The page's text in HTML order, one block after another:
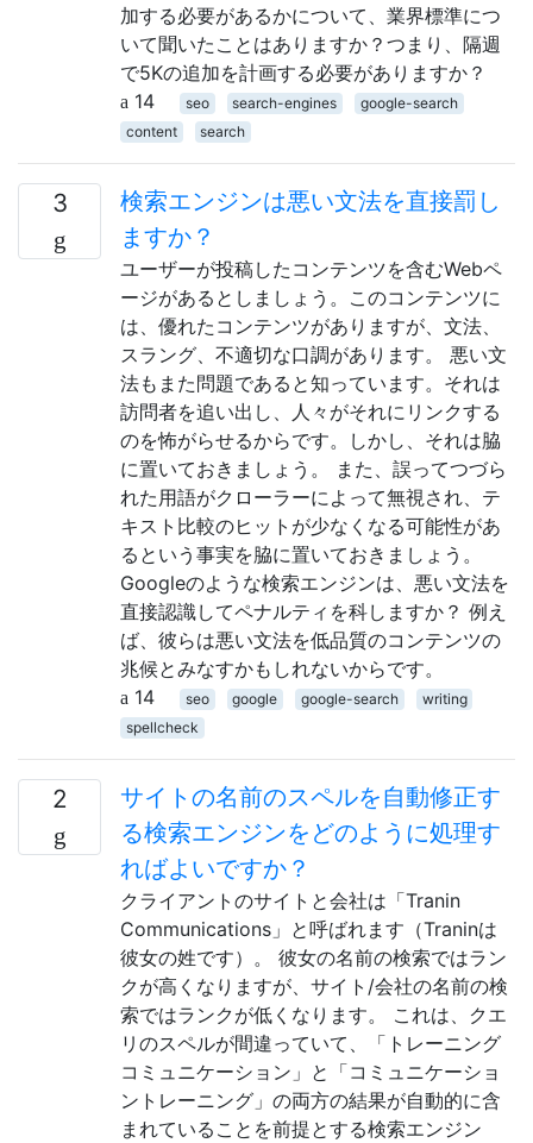
加する必要があるかについて、業界標準につ
いて聞いたことはありますか？つまり、隔週
で5Kの追加を計画する必要がありますか？
14
seo search-engines
google-search
content
search
3
検索エンジンは悪い文法を直接罰し
ますか？
ユーザーが投稿したコンテンツを含むWebペ
ージがあるとしましょう。このコンテンツに
は、優れたコンテンツがありますが、文法、
スラング、不適切な口調があります。 悪い文
法もまた問題であると知っています。それは
訪問者を追い出し、人々がそれにリンクする
のを怖がらせるからです。しかし、それは脇
に置いておきましょう。 また、誤ってつづら
れた用語がクローラーによって無視され、テ
キスト比較のヒットが少なくなる可能性があ
るという事実を脇に置いておきましょう。
Googleのような検索エンジンは、悪い文法を
直接認識してペナルティを科しますか？ 例え
ば、彼らは悪い文法を低品質のコンテンツの
兆候とみなすかもしれないからです。
14
seo google google-search
writing
spellcheck
2
サイトの名前のスペルを自動修正す
る検索エンジンをどのように処理す
ればよいですか？
クライアントのサイトと会社は「Tranin
Communications」と呼ばれます（Traninは
彼女の姓です）。 彼女の名前の検索ではラン
クが高くなりますが、サイト/会社の名前の検
索ではランクが低くなります。 これは、クエ
リのスペルが間違っていて、「トレーニング
コミュニケーション」と「コミュニケーショ
ントレーニング」の両方の結果が自動的に含
まれていることを前提とする検索エンジン